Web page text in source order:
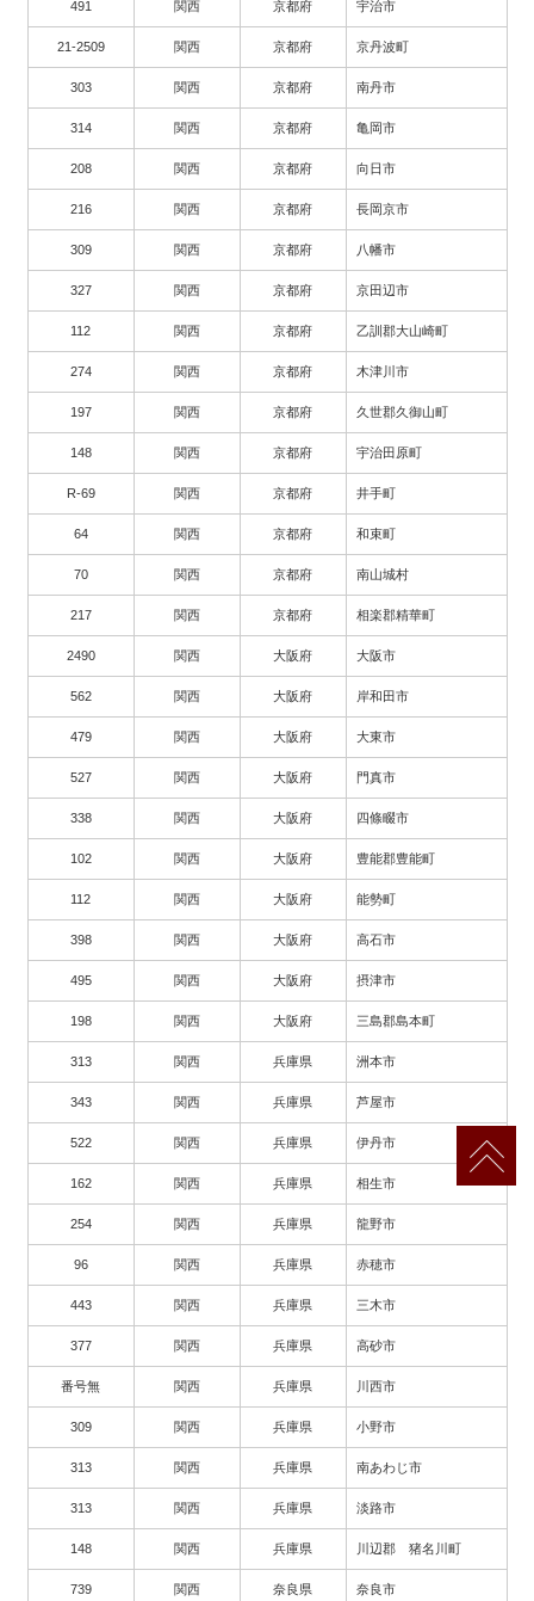
491 関西 京都府 宇治市
21-2509 関西 京都府 京丹波町
303 関西 京都府 南丹市
314 関西 京都府 亀岡市
208 関西 京都府 向日市
216 関西 京都府 長岡京市
309 関西 京都府 八幡市
327 関西 京都府 京田辺市
112 関西 京都府 乙訓郡大山崎町
274 関西 京都府 木津川市
197 関西 京都府 久世郡久御山町
148 関西 京都府 宇治田原町
R-69 関西 京都府 井手町
64 関西 京都府 和束町
70 関西 京都府 南山城村
217 関西 京都府 相楽郡精華町
2490 関西 大阪府 大阪市
562 関西 大阪府 岸和田市
479 関西 大阪府 大東市
527 関西 大阪府 門真市
338 関西 大阪府 四條畷市
102 関西 大阪府 豊能郡豊能町
112 関西 大阪府 能勢町
398 関西 大阪府 高石市
495 関西 大阪府 摂津市
198 関西 大阪府 三島郡島本町
313 関西 兵庫県 洲本市
343 関西 兵庫県 芦屋市
522 関西 兵庫県 伊丹市
162 関西 兵庫県 相生市
254 関西 兵庫県 龍野市
96 関西 兵庫県 赤穂市
443 関西 兵庫県 三木市
377 関西 兵庫県 高砂市
番号無 関西 兵庫県 川西市
309 関西 兵庫県 小野市
313 関西 兵庫県 南あわじ市
313 関西 兵庫県 淡路市
148 関西 兵庫県 川辺郡 猪名川町
739 関西 奈良県 奈良市